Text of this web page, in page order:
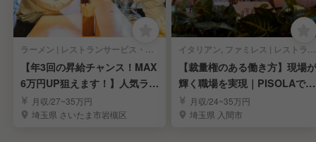
ラーメン | レストランサービス・ホールスタッフ
【年3回の昇給チャンス！MAX
6万円UP狙えます！】人気ラー
メンの社員募集
月収/27~35万円
埼玉県 さいたま市岩槻区
イタリアン, ファミレス | レストランサービス・ホールスタッフ
【裁量権のある働き方】現場が
輝く職場を実現｜PISOLAで店
長候補募集
月収/24~35万円
埼玉県 入間市